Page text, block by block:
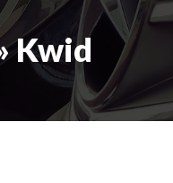
Kwid